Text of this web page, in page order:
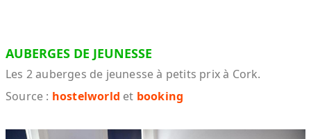
AUBERGES DE JEUNESSE
Les 2 auberges de jeunesse à petits prix à Cork.
Source : hostelworld et booking